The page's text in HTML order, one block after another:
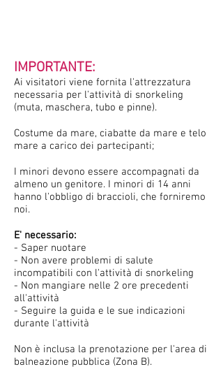
IMPORTANTE:
Ai visitatori viene fornita l'attrezzatura
necessaria per l'attività di snorkeling
(muta, maschera, tubo e pinne).
Costume da mare, ciabatte da mare e telo
mare a carico dei partecipanti;
I minori devono essere accompagnati da
almeno un genitore. I minori di 14 anni
hanno l'obbligo di braccioli, che forniremo
noi.
E' necessario:
- Saper nuotare
- Non avere problemi di salute
incompatibili con l'attività di snorkeling
- Non mangiare nelle 2 ore precedenti
all'attività
- Seguire la guida e le sue indicazioni
durante l'attività
Non è inclusa la prenotazione per l'area di
balneazione pubblica (Zona B).